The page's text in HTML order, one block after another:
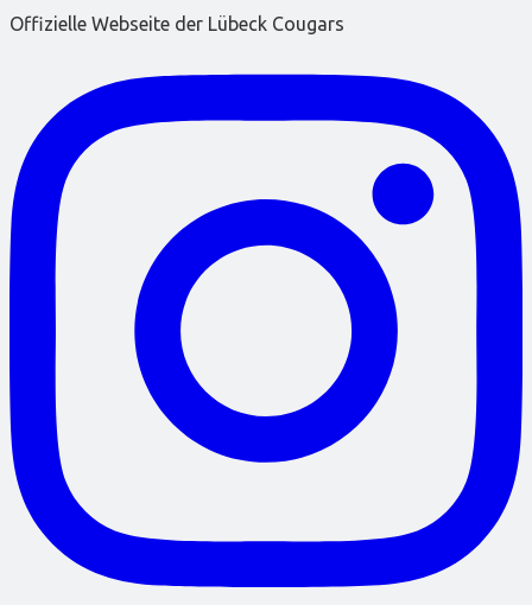
Offizielle Webseite der Lübeck Cougars